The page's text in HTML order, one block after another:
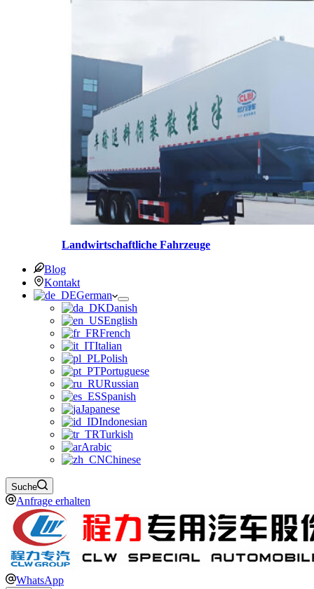
Landwirtschaftliche Fahrzeuge
Blog
Kontakt
German
Danish
English
French
Italian
Polish
Portuguese
Russian
Spanish
Japanese
Indonesian
Turkish
Arabic
Chinese
Suche
Anfrage erhalten
WhatsApp